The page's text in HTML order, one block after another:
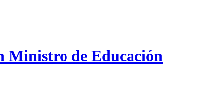
Ministro de Educación